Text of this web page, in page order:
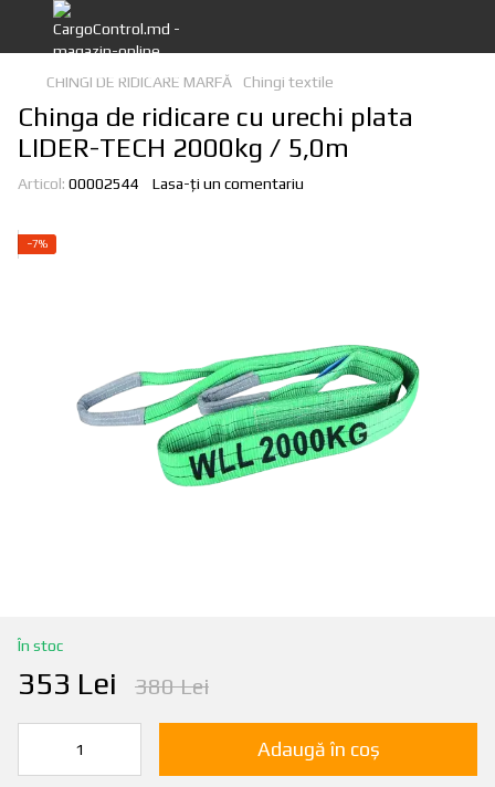
CHINGI DE RIDICARE MARFĂ Chingi textile
Chinga de ridicare cu urechi plata
LIDER-TECH 2000kg / 5,0m
Articol: 00002544 Lasa-ți un comentariu
−7%
În stoc
353 Lei 380 Lei
Adaugă în coș